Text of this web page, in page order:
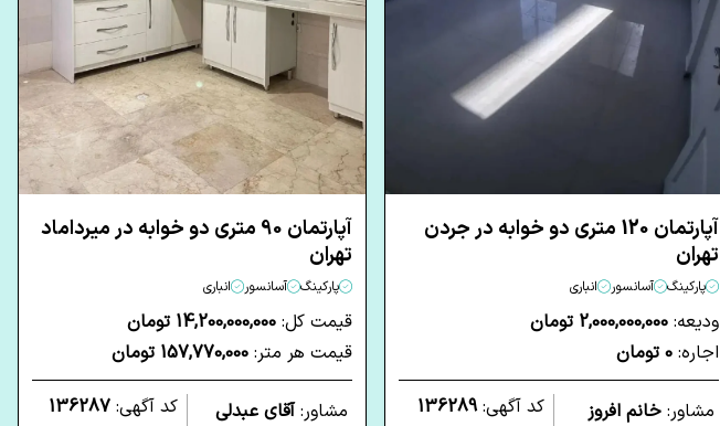
آپارتمان 120 متری دو خوابه در جردن
تهران
پارکینگ آسانسور انباری
ودیعه: 2,000,000,000 تومان
اجاره: 0 تومان
مشاور: خانم افروز
کد آگهی:136289
آپارتمان 90 متری دو خوابه در میرداماد
تهران
پارکینگ آسانسور انباری
قیمت کل: 14,200,000,000 تومان
قیمت هر متر: 157,770,000 تومان
مشاور:آقای عبدلی
کد آگهی: 136287